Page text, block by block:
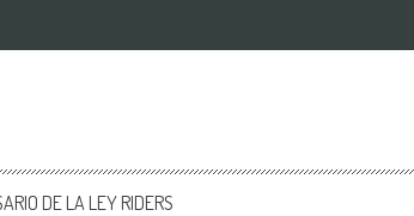
DE LA LEY RIDERS